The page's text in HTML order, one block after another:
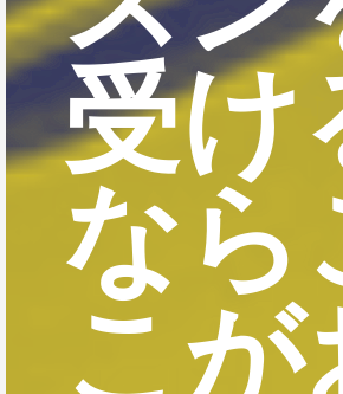
受け
なら
こが